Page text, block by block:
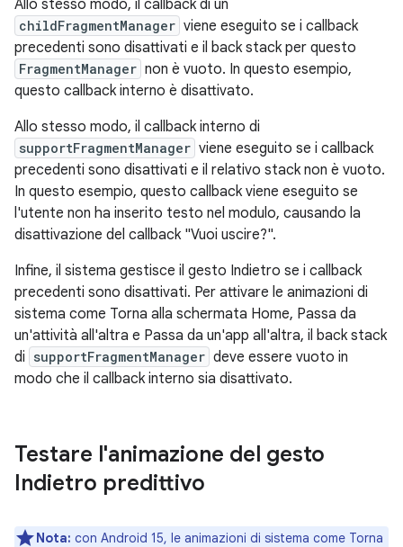
Allo stesso modo, il callback di un
childFragmentManager viene eseguito se i callback
precedenti sono disattivati e il back stack per questo
FragmentManager non è vuoto. In questo esempio,
questo callback interno è disattivato.
Allo stesso modo, il callback interno di
supportFragmentManager viene eseguito se i callback
precedenti sono disattivati e il relativo stack non è vuoto.
In questo esempio, questo callback viene eseguito se
l'utente non ha inserito testo nel modulo, causando la
disattivazione del callback "Vuoi uscire?".
Infine, il sistema gestisce il gesto Indietro se i callback
precedenti sono disattivati. Per attivare le animazioni di
sistema come Torna alla schermata Home, Passa da
un'attività all'altra e Passa da un'app all'altra, il back stack
di supportFragmentManager deve essere vuoto in
modo che il callback interno sia disattivato.
Testare l'animazione del gesto
Indietro predittivo
Nota: con Android 15, le animazioni di sistema come Torna